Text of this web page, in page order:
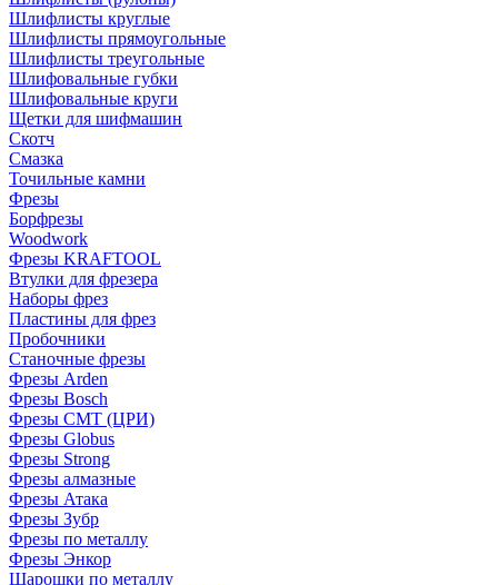
Шлифлисты круглые
Шлифлисты прямоугольные
Шлифлисты треугольные
Шлифовальные губки
Шлифовальные круги
Щетки для шифмашин
Скотч
Смазка
Точильные камни
Фрезы
Борфрезы
Woodwork
Фрезы KRAFTOOL
Втулки для фрезера
Наборы фрез
Пластины для фрез
Пробочники
Станочные фрезы
Фрезы Arden
Фрезы Bosch
Фрезы CMT (ЦРИ)
Фрезы Globus
Фрезы Strong
Фрезы алмазные
Фрезы Атака
Фрезы Зубр
Фрезы по металлу
Фрезы Энкор
Шарошки по металлу